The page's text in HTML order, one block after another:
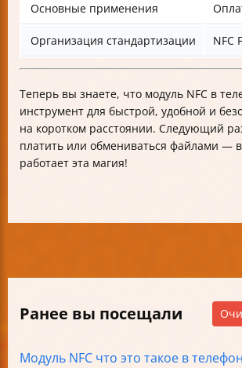
Основные применения
Организация стандартизации NFC
Теперь вы знаете, что модуль NFC в
инструмент для быстрой, удобной и
на коротком расстоянии. Следующий
платить или обмениваться файлами —
работает эта магия!
Ранее вы посещали
Модуль NFC что это такое в